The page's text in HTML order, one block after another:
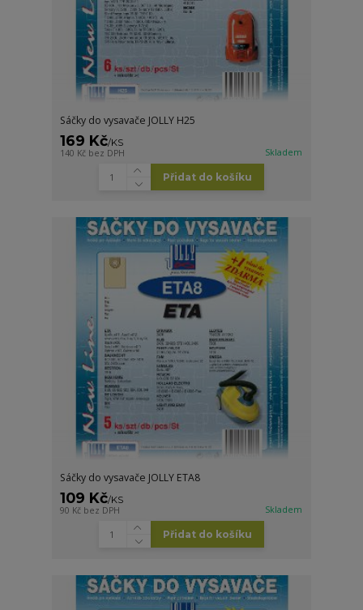
Sáčky do vysavače JOLLY H25
169 Kč/KS
140 Kč bez DPH Skladem
Přidat do košíku
Sáčky do vysavače JOLLY ETA8
109 Kč/KS
90 Kč bez DPH Skladem
Přidat do košíku